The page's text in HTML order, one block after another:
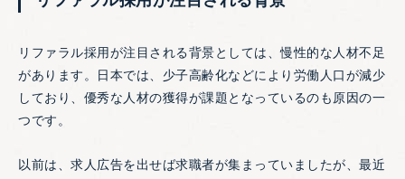
リファラル採用が注目される背景としては、慢性的な人材不足
があります。日本では、少子高齢化などにより労働人口が減少
しており、優秀な人材の獲得が課題となっているのも原因の一
つです。
以前は、求人広告を出せば求職者が集まっていましたが、最近